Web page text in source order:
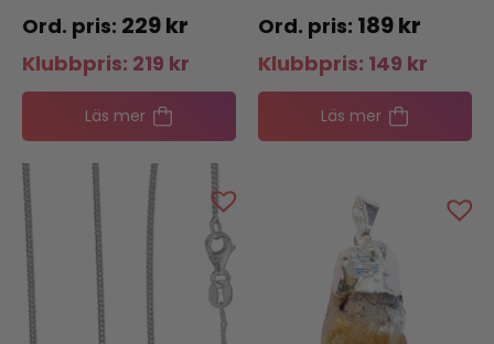
229kr
Klubbpris: 219 kr
Läs mer
189kr
Klubbpris: 149 kr
Läs mer